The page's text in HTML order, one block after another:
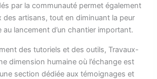
par la communauté permet également
des artisans, tout en diminuant la peur
lancement d’un chantier important.
des tutoriels et des outils, Travaux-
dimension humaine où l’échange est
section dédiée aux témoignages et